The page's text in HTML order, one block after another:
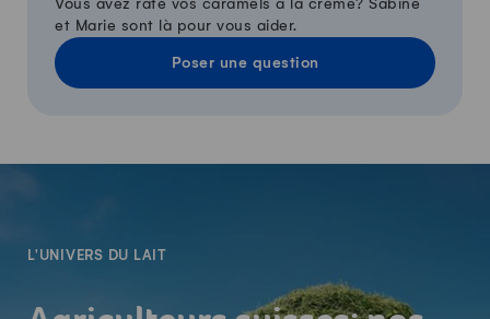
Vous avez raté vos caramels à la crème? Sabine
et Marie sont là pour vous aider.
Poser une question
L'UNIVERS DU LAIT